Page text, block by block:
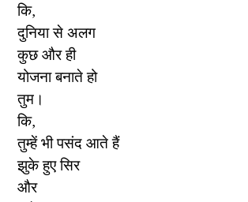
कि,
दुनिया से अलग
कुछ और ही
योजना बनाते हो
तुम।
कि,
तुम्हें भी पसंद आते हैं
झुके हुए सिर
और